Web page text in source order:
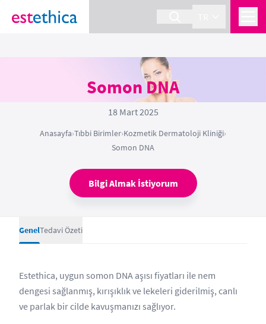
Somon DNA
18 Mart 2025
Anasayfa›Tıbbi Birimler›Kozmetik Dermatoloji Kliniği›
Somon DNA
Bilgi Almak İstiyorum
GenelTedavi Özeti
Estethica, uygun somon DNA aşısı fiyatları ile nem
dengesi sağlanmış, kırışıklık ve lekeleri giderilmiş, canlı
ve parlak bir cilde kavuşmanızı sağlıyor.